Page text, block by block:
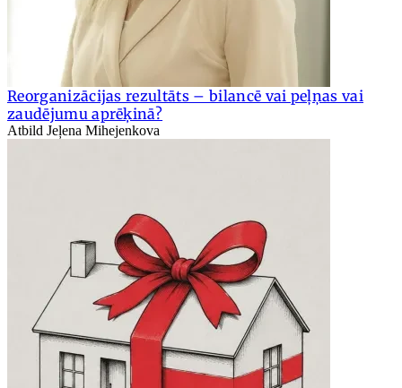
Reorganizācijas rezultāts – bilancē vai peļņas vai
zaudējumu aprēķinā?
Atbild Jeļena Mihejenkova